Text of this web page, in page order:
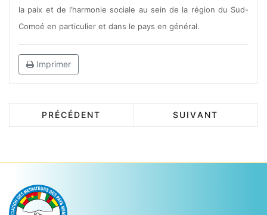
la paix et de l’harmonie sociale au sein de la région du Sud-
Comoé en particulier et dans le pays en général.
Imprimer
PRÉCÉDENT SUIVANT